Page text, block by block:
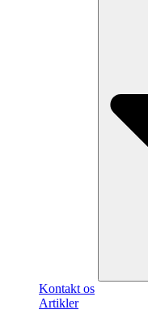
Kontakt os
Artikler